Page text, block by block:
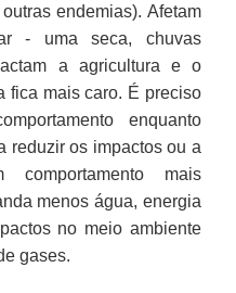
endemias). Afetam
- uma seca, chuvas
a agricultura e o
fica mais caro. É preciso
enquanto
reduzir os impactos ou a
mais
menos água, energia
no meio ambiente
gases.